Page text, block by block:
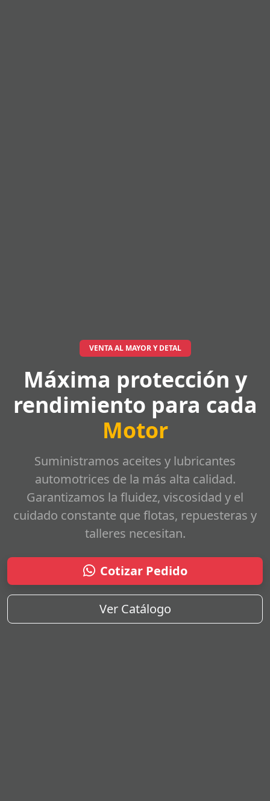
VENTA AL MAYOR Y DETAL
Máxima protección y
rendimiento para cada
Motor
Suministramos aceites y lubricantes
automotrices de la más alta calidad.
Garantizamos la fluidez, viscosidad y el
cuidado constante que flotas, repuesteras y
talleres necesitan.
Cotizar Pedido
Ver Catálogo